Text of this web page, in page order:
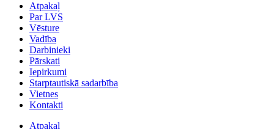
Atpakaļ
Par LVS
Vēsture
Vadība
Darbinieki
Pārskati
Iepirkumi
Starptautiskā sadarbība
Vietnes
Kontakti
Atpakaļ